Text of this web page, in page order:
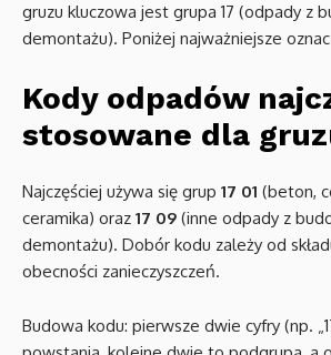
gruzu kluczowa jest grupa 17 (odpady z
demontażu). Poniżej najważniejsze
Kody odpadów
stosowane dla
Najczęściej używa się grup 17 01 (beton,
ceramika) oraz 17 09 (inne odpady z
demontażu). Dobór kodu zależy od
obecności zanieczyszczeń.
Budowa kodu: pierwsze dwie cyfry (np.